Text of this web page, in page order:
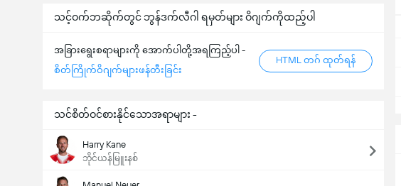
သင့်ဝက်ဘဆိုက်တွင် ဘွန်ဒက်လီဂါ ရမှတ်များ ဝိဂျက်ကိုထည့်ပါ
အခြားရွေးစရာများကို အောက်ပါတို့အရကြည့်ပါ -
စိတ်ကြိုက်ဝိဂျက်များဖန်တီးခြင်း
HTML တဂ် ထုတ်ရန်
သင်စိတ်ဝင်စားနိုင်သောအရာများ -
Harry Kane
ဘိုင်ယန်မြူးနစ်